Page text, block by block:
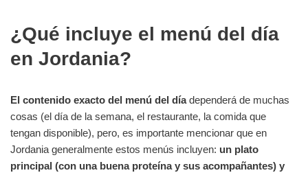
¿Qué incluye el menú del día
en Jordania?
El contenido exacto del menú del díadependerá de muchas
cosas (el día de la semana, el restaurante, la comida que
tengan disponible), pero, es importante mencionar que en
Jordania generalmente estos menús incluyen: un plato
principal (con una buena proteína y sus acompañantes) y